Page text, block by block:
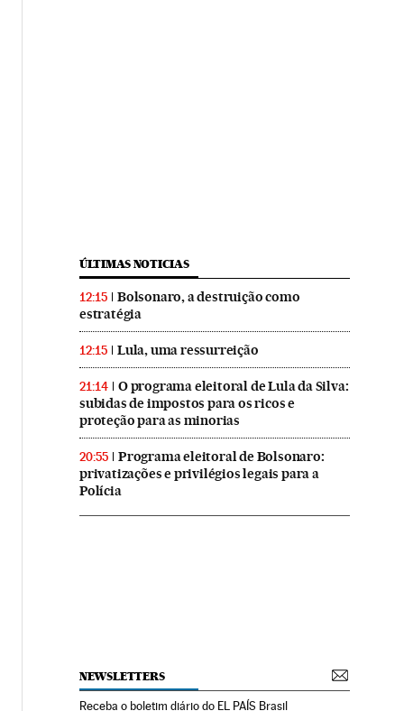
ÚLTIMAS NOTICIAS
12:15
Bolsonaro, a destruição como
estratégia
12:15 Lula, uma ressurreição
21:14
O programa eleitoral de Lula da Silva:
subidas de impostos para os ricos e
proteção para as minorias
20:55
Programa eleitoral de Bolsonaro:
privatizações e privilégios legais para a
Polícia
NEWSLETTERS
Receba o boletim diário do EL PAÍS Brasil